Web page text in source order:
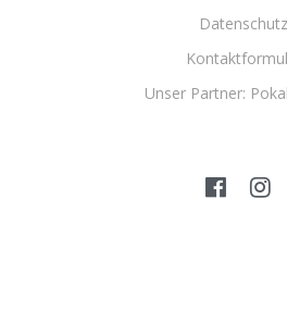
Datenschutz
Unser Partner: